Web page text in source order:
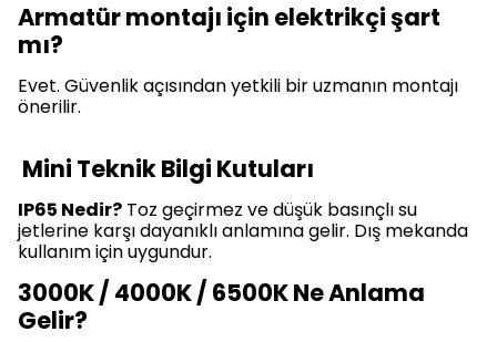
Armatür montajı için elektrikçi şart
mı?
Evet. Güvenlik açısından yetkili bir uzmanın montajı
önerilir.
Mini Teknik Bilgi Kutuları
IP65 Nedir? Toz geçirmez ve düşük basınçlı su
jetlerine karşı dayanıklı anlamına gelir. Dış mekanda
kullanım için uygundur.
3000K / 4000K / 6500K Ne Anlama
Gelir?